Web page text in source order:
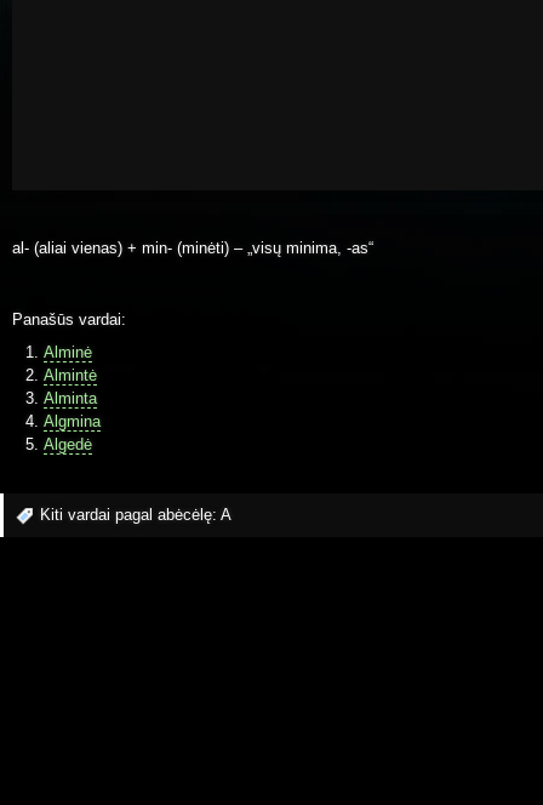
al- (aliai vienas) + min- (minėti) – „visų minima, -as“
Panašūs vardai:
Alminė
Almintė
Alminta
Algmina
Algedė
Kiti vardai pagal abėcėlę: A